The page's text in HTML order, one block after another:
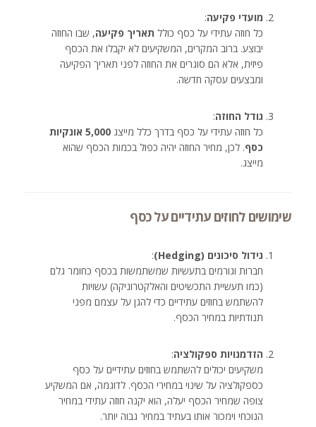
מועדי פקיעה:
כל חוזה עתידי על כסף כולל תאריך פקיעה, שבו החוזה
יבוצע. ברוב המקרים, המשקיעים לא יקבלו את הכסף
פיזית, אלא הם סוגרים את החוזה לפני תאריך הפקיעה
ומבצעים עסקה חדשה.
גודל החוזה:
כל חוזה עתידי על כסף בדרך כלל מייצג
5,000 אונקיות
כסף. לכן, מחיר החוזה יהיה כפול בכמות הכסף שהוא
מייצג.
שימושים לחוזים עתידיים על כסף
גידול סיכונים (Hedging)
:
חברות וגורמים בתעשיות שמשתמשות בכסף כחומר גלם
(כמו תעשיית התכשיטים והאלקטרוניקה) עשויות
להשתמש בחוזים עתידיים כדי להגן על עצמם מפני
תנודתיות במחיר הכסף.
הזדמנויות ספקולציה:
משקיעים יכולים להשתמש בחוזים עתידיים על כסף
כספקולציה על שינוי במחירי הכסף. לדוגמה, אם המשקיע
צופה שמחיר הכסף יעלה, הוא יקנה חוזה עתידי במחיר
הנוכחי וימכור אותו בעתיד במחיר גבוה יותר.